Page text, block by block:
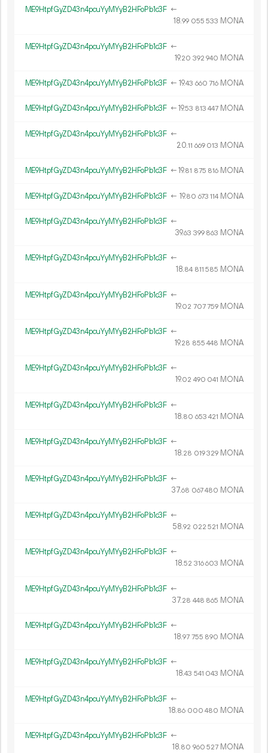
ME9HtpfGyZD43n4pcuYyMYyB2HFoPb1c3F ←
18.99 055 533 MONA
ME9HtpfGyZD43n4pcuYyMYyB2HFoPb1c3F ←
19.20 392 940 MONA
ME9HtpfGyZD43n4pcuYyMYyB2HFoPb1c3F ← 19.43 660 716 MONA
ME9HtpfGyZD43n4pcuYyMYyB2HFoPb1c3F ←19.53 813 447 MONA
ME9HtpfGyZD43n4pcuYyMYyB2HFoPb1c3F ←
20.11 669 013 MONA
ME9HtpfGyZD43n4pcuYyMYyB2HFoPb1c3F ←19.81 875 816 MONA
ME9HtpfGyZD43n4pcuYyMYyB2HFoPb1c3F ← 19.80 673 114 MONA
ME9HtpfGyZD43n4pcuYyMYyB2HFoPb1c3F ←
39.63 399 863 MONA
ME9HtpfGyZD43n4pcuYyMYyB2HFoPb1c3F ←
18.84 811 585 MONA
ME9HtpfGyZD43n4pcuYyMYyB2HFoPb1c3F ←
19.02 707759 MONA
ME9HtpfGyZD43n4pcuYyMYyB2HFoPb1c3F ←
19.28 855 448 MONA
ME9HtpfGyZD43n4pcuYyMYyB2HFoPb1c3F ←
19.02 490 041 MONA
ME9HtpfGyZD43n4pcuYyMYyB2HFoPb1c3F ←
18.80 653 421 MONA
ME9HtpfGyZD43n4pcuYyMYyB2HFoPb1c3F ←
18.28 019329 MONA
ME9HtpfGyZD43n4pcuYyMYyB2HFoPb1c3F ←
37.68 067480 MONA
ME9HtpfGyZD43n4pcuYyMYyB2HFoPb1c3F ←
58.92 022 521 MONA
ME9HtpfGyZD43n4pcuYyMYyB2HFoPb1c3F ←
18.52 316603 MONA
ME9HtpfGyZD43n4pcuYyMYyB2HFoPb1c3F ←
37.28 448 865 MONA
ME9HtpfGyZD43n4pcuYyMYyB2HFoPb1c3F ←
18.97 755 890 MONA
ME9HtpfGyZD43n4pcuYyMYyB2HFoPb1c3F ←
18.43 541 043 MONA
ME9HtpfGyZD43n4pcuYyMYyB2HFoPb1c3F ←
18.86 000 480 MONA
ME9HtpfGyZD43n4pcuYyMYyB2HFoPb1c3F ←
18.80 960 527 MONA